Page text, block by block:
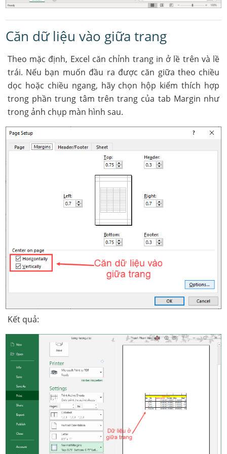
Căn dữ liệu vào giữa trang
Theo mặc định, Excel căn chỉnh trang in ở lề trên và lề
trái. Nếu bạn muốn đầu ra được căn giữa theo chiều
dọc hoặc chiều ngang, hãy chọn hộp kiểm thích hợp
trong phần trung tâm trên trang của tab Margin như
trong ảnh chụp màn hình sau.
Kết quả: